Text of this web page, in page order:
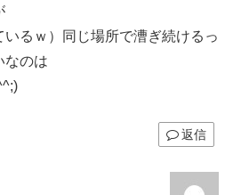
いるｗ）同じ場所で漕ぎ続けるっ
なのは
返信